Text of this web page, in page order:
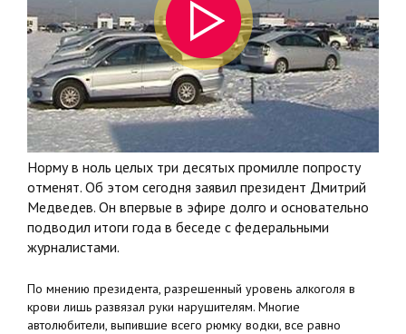
Норму в ноль целых три десятых промилле попросту
отменят. Об этом сегодня заявил президент Дмитрий
Медведев. Он впервые в эфире долго и основательно
подводил итоги года в беседе с федеральными
журналистами.
По мнению президента, разрешенный уровень алкоголя в
крови лишь развязал руки нарушителям. Многие
автолюбители, выпившие всего рюмку водки, все равно